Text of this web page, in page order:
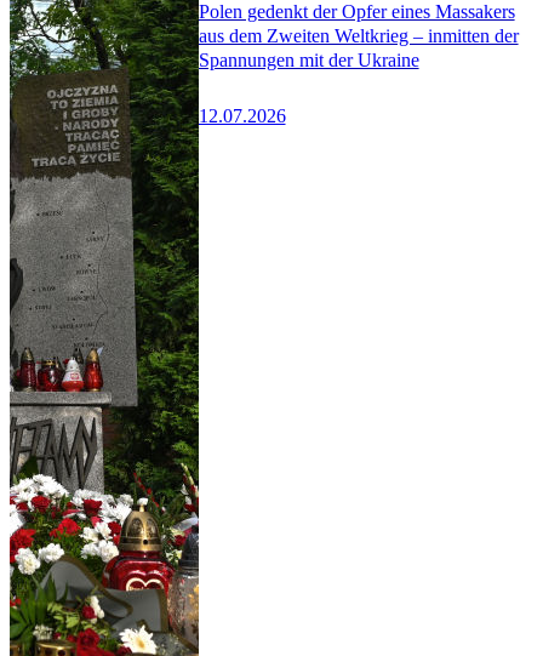
Polen gedenkt der Opfer eines Massakers
aus dem Zweiten Weltkrieg – inmitten der
Spannungen mit der Ukraine
12.07.2026